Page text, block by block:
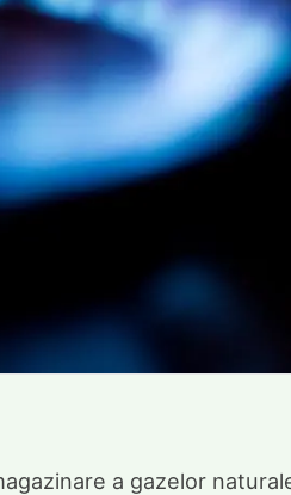
a gazelor